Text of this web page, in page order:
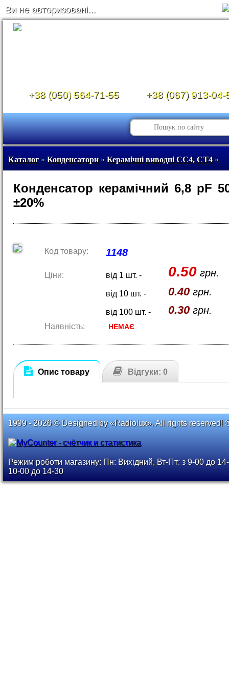
Ви не авторизовані...
+38 (050) 564-71-55 +38 (067) 913-04-
Каталог» Конденсатори» Керамічні виводні CC4, CT4»
Конденсатор керамічний 6,8 pF
±20%
Код товару: 1148
Ціни: від 1 шт. - 0.50грн.
від 10 шт. - 0.40грн.
від 100 шт. - 0.30грн.
Наявність: НЕМАЄ
Опис товару Відгуки: 0
1999 - 2026 © Designed by «Radiolux». All rights reserved!
Режим роботи магазину: Пн: Вихідний, Вт-Пт: з 9-00 до
10-00 до 14-30